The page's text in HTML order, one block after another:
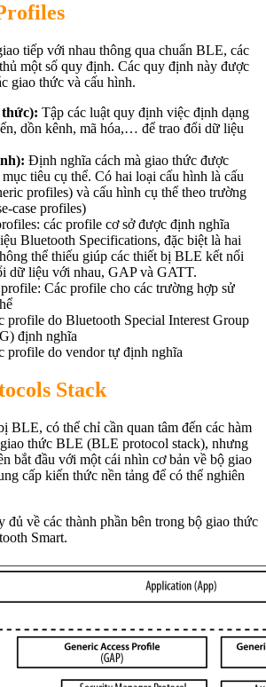
tiếp với nhau thông qua chuẩn BLE, các
một số quy định. Các quy định này được
giao thức và cấu hình.
Tập các luật quy định việc định dạng
dồn kênh, mã hóa,… để trao đổi dữ liệu
Định nghĩa cách mà giao thức được
tiêu cụ thể. Có hai loại cấu hình là cấu
profiles) và cấu hình cụ thể theo trường
case profiles)
các profile cơ sở được định nghĩa
Bluetooth Specifications, đặc biệt là hai
thể thiếu giúp các thiết bị BLE kết nối
dữ liệu với nhau, GAP và GATT.
profile: Các profile cho các trường hợp sử
profile do Bluetooth Special Interest Group
định nghĩa
profile do vendor tự định nghĩa
Stack
BLE, có thể chỉ cần quan tâm đến các hàm
thức BLE (BLE protocol stack), nhưng
bắt đầu với một cái nhìn cơ bản về bộ giao
cấp kiến thức nền tảng để có thể nghiên
đủ về các thành phần bên trong bộ giao thức
Smart.